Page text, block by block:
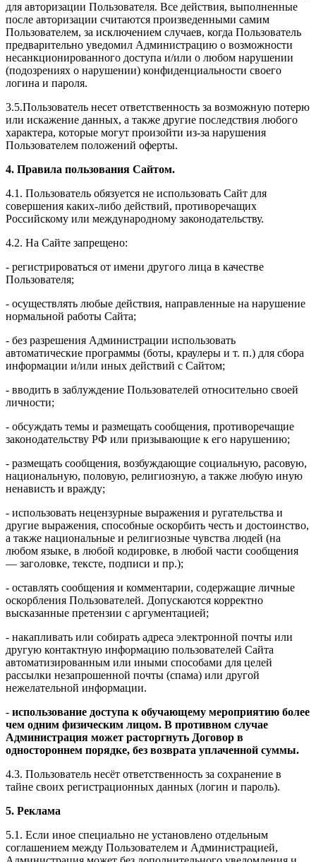
для авторизации Пользователя. Все действия, выполненные
после авторизации считаются произведенными самим
Пользователем, за исключением случаев, когда Пользователь
предварительно уведомил Администрацию о возможности
несанкционированного доступа и/или о любом нарушении
(подозрениях о нарушении) конфиденциальности своего
логина и пароля.
3.5.Пользователь несет ответственность за возможную потерю
или искажение данных, а также другие последствия любого
характера, которые могут произойти из-за нарушения
Пользователем положений оферты.
4. Правила пользования Сайтом.
4.1. Пользователь обязуется не использовать Сайт для
совершения каких-либо действий, противоречащих
Российскому или международному законодательству.
4.2. На Сайте запрещено:
- регистрироваться от имени другого лица в качестве
Пользователя;
- осуществлять любые действия, направленные на нарушение
нормальной работы Сайта;
- без разрешения Администрации использовать
автоматические программы (боты, краулеры и т. п.) для сбора
информации и/или иных действий с Сайтом;
- вводить в заблуждение Пользователей относительно своей
личности;
- обсуждать темы и размещать сообщения, противоречащие
законодательству РФ или призывающие к его нарушению;
- размещать сообщения, возбуждающие социальную, расовую,
национальную, половую, религиозную, а также любую иную
ненависть и вражду;
- использовать нецензурные выражения и ругательства и
другие выражения, способные оскорбить честь и достоинство,
а также национальные и религиозные чувства людей (на
любом языке, в любой кодировке, в любой части сообщения
— заголовке, тексте, подписи и пр.);
- оставлять сообщения и комментарии, содержащие личные
оскорбления Пользователей. Допускаются корректно
высказанные претензии с аргументацией;
- накапливать или собирать адреса электронной почты или
другую контактную информацию пользователей Сайта
автоматизированным или иными способами для целей
рассылки незапрошенной почты (спама) или другой
нежелательной информации.
- использование доступа к обучающему мероприятию более
чем одним физическим лицом. В противном случае
Администрация может расторгнуть Договор в
одностороннем порядке, без возврата уплаченной суммы.
4.3. Пользователь несёт ответственность за сохранение в
тайне своих регистрационных данных (логин и пароль).
5. Реклама
5.1. Если иное специально не установлено отдельным
соглашением между Пользователем и Администрацией,